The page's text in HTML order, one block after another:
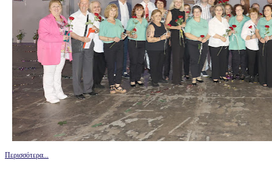
Περισσότερα...